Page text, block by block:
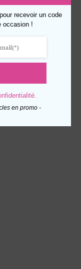
recevoir un code
occasion !
en promo -